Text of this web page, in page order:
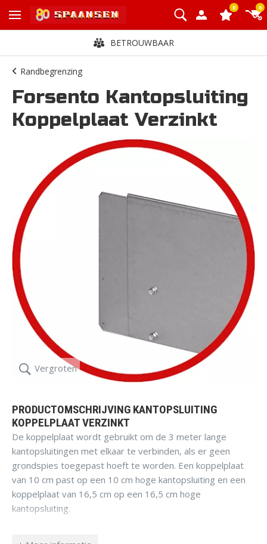
0 0
BETROUWBAAR
Randbegrenzing
Forsento Kantopsluiting
Koppelplaat Verzinkt
Vergroten
PRODUCTOMSCHRIJVING KANTOPSLUITING
KOPPELPLAAT VERZINKT
De koppelplaat wordt gebruikt om de 3 meter lange
kantopsluitingen met elkaar te verbinden, als er geen
grondspies toegepast hoeft te worden. Een koppelplaat
van 10 cm past op een 10 cm hoge kantopsluiting en een
koppelplaat van 16,5 cm op een 16,5 cm hoge
kantopsluiting.